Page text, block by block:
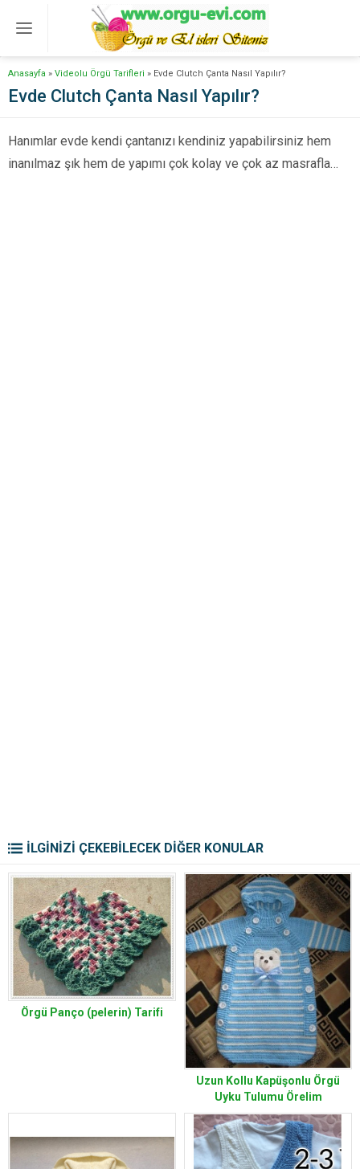
Anasayfa » Videolu Örgü Tarifleri » Evde Clutch Çanta Nasıl Yapılır?
Evde Clutch Çanta Nasıl Yapılır?
Hanımlar evde kendi çantanızı kendiniz yapabilirsiniz hem
inanılmaz şık hem de yapımı çok kolay ve çok az masrafla…
İLGİNİZİ ÇEKEBİLECEK DİĞER KONULAR
Örgü Panço (pelerin) Tarifi
Uzun Kollu Kapüşonlu Örgü
Uyku Tulumu Örelim